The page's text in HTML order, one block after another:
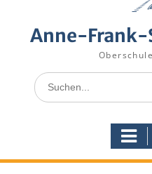
Anne-Frank-
Search
for: